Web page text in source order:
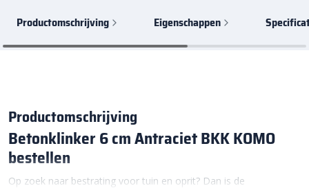
Productomschrijving Eigenschappen
Productomschrijving
Betonklinker 6 cm Antraciet BKK KOMO
bestellen
Op zoek naar bestrating voor tuin en oprit? Dan is de